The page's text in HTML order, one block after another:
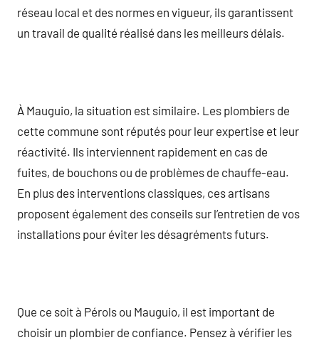
réseau local et des normes en vigueur, ils garantissent
un travail de qualité réalisé dans les meilleurs délais.
À Mauguio, la situation est similaire. Les plombiers de
cette commune sont réputés pour leur expertise et leur
réactivité. Ils interviennent rapidement en cas de
fuites, de bouchons ou de problèmes de chauffe-eau.
En plus des interventions classiques, ces artisans
proposent également des conseils sur l’entretien de vos
installations pour éviter les désagréments futurs.
Que ce soit à Pérols ou Mauguio, il est important de
choisir un plombier de confiance. Pensez à vérifier les